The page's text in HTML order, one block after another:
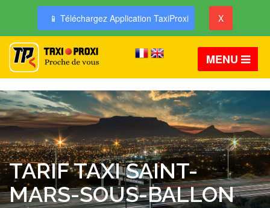
📱 Téléchargez Application TaxiProxi X
MENU
TARIF TAXI SAINT-
MARS-SOUS-BALLON